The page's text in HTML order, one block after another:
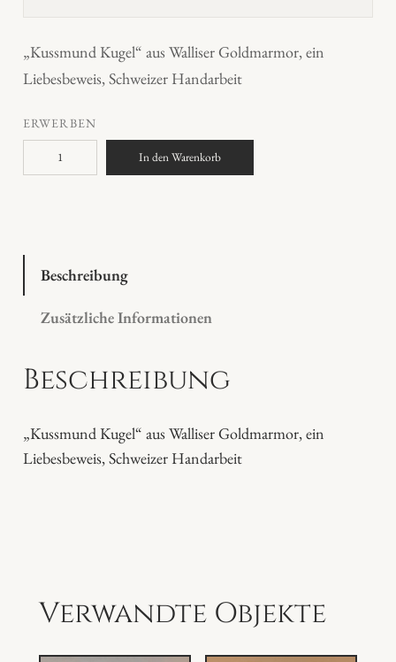
„Kussmund Kugel“ aus Walliser Goldmarmor, ein
Liebesbeweis, Schweizer Handarbeit
ERWERBEN
u
n
u
l
In den Warenkorb
Beschreibung
Zusätzliche Informationen
Beschreibung
„Kussmund Kugel“ aus Walliser Goldmarmor, ein
Liebesbeweis, Schweizer Handarbeit
Verwandte Objekte